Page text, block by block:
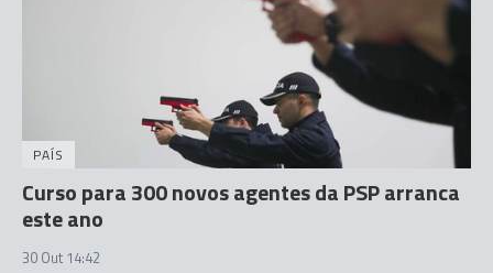
PAÍS
Curso para 300 novos agentes da PSP arranca
este ano
30 Out 14:42